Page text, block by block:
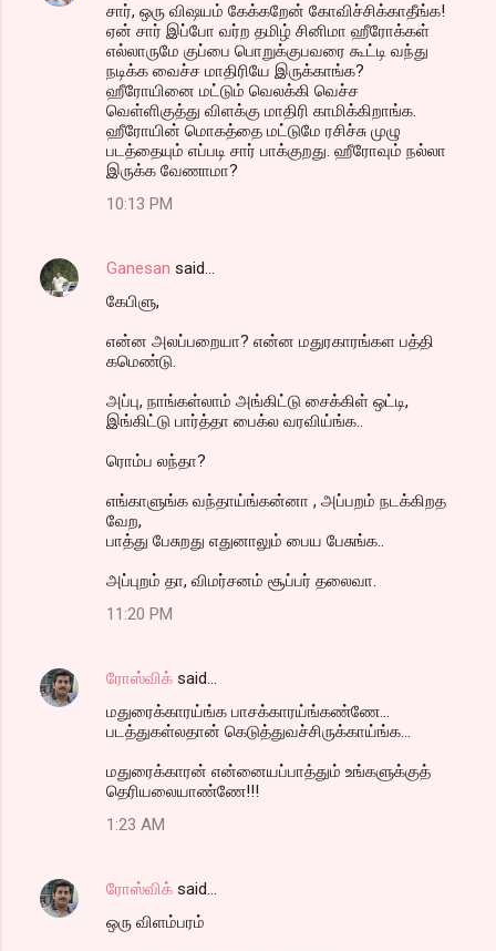
சார், ஒரு விஷயம் கேக்கறேன் கோவிச்சிக்காதீங்க!
ஏன் சார் இப்போ வர்ற தமிழ் சினிமா ஹீரோக்கள்
எல்லாருமே குப்பை பொறுக்குபவரை கூட்டி வந்து
நடிக்க வைச்ச மாதிரியே இருக்காங்க?
ஹீரோயினை மட்டும் வெலக்கி வெச்ச
வெள்ளிகுத்து விளக்கு மாதிரி காமிக்கிறாங்க.
ஹீரோயின் மொகத்தை மட்டுமே ரசிச்சு முழு
படத்தையும் எப்படி சார் பாக்குறது. ஹீரோவும் நல்லா
இருக்க வேணாமா?
10:13 PM
Ganesan said…
கேபிளு,
என்ன அலப்பறையா? என்ன மதுரகாரங்கள பத்தி
கமெண்டு.
அப்பு, நாங்கள்லாம் அங்கிட்டு சைக்கிள் ஒட்டி,
இங்கிட்டு பார்த்தா பைக்ல வரவிய்ங்க..
ரொம்ப லந்தா?
எங்காளுங்க வந்தாய்ங்கன்னா , அப்பறம் நடக்கிறத
வேற,
பாத்து பேசுறது எதுனாலும் பைய பேசுங்க..
அப்புறம் தா, விமர்சனம் சூப்பர் தலைவா.
11:20 PM
ரோஸ்விக் said…
மதுரைக்காரய்ங்க பாசக்காரய்ங்கண்ணே...
படத்துகள்லதான் கெடுத்துவச்சிருக்காய்ங்க...
மதுரைக்காரன் என்னையப்பாத்தும் உங்களுக்குத்
தெரியலையாண்ணே!!!
1:23 AM
ரோஸ்விக் said…
ஒரு விளம்பரம்